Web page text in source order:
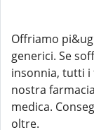
Offriamo
generici. Se
insonnia, tutti i
nostra
medica.
oltre.